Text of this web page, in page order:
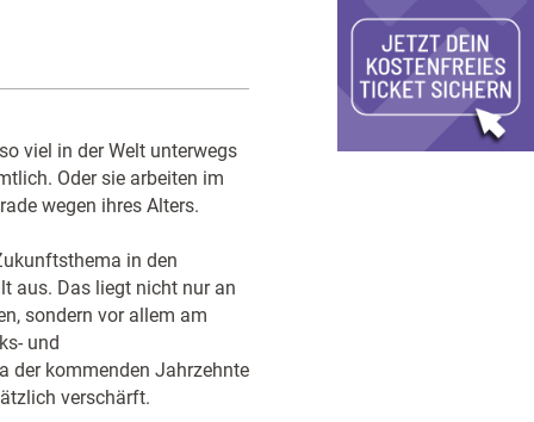
viel in der Welt unterwegs
Oder sie arbeiten im
wegen ihres Alters.
in den
aus. Das liegt nicht nur an
sondern vor allem am
und
der kommenden Jahrzehnte
verschärft.